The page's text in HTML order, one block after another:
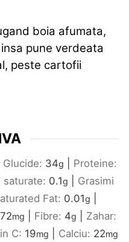
boia afumata,
pune verdeata
peste cartofii
Glucide: 34g
Proteine:
saturate: 0.1g
Grasimi
Fat: 0.01g
mg Fibre: 4g
Zahar:
C: 19mg Calciu: 22mg